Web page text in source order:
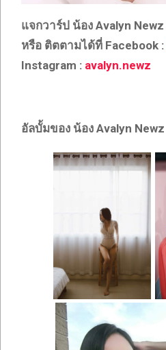
แจกวาร์ป น้อง Avalyn Newz
หรือ ติตตามได้ที่ Facebook :
Instagram : avalyn.newz
อัลบั้มของ น้อง Avalyn Newz